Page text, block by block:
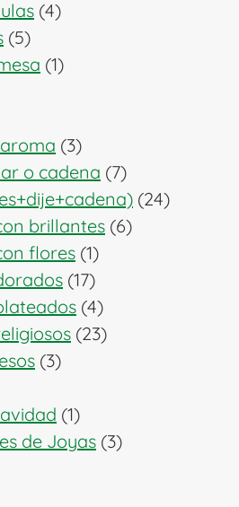
44
55
productos
11
33
productos
o cadena 77
productos
2424
brillantes 66
flores 11
producto
1717
productos
44
productos
2323
33
11
producto
de Joyas 33